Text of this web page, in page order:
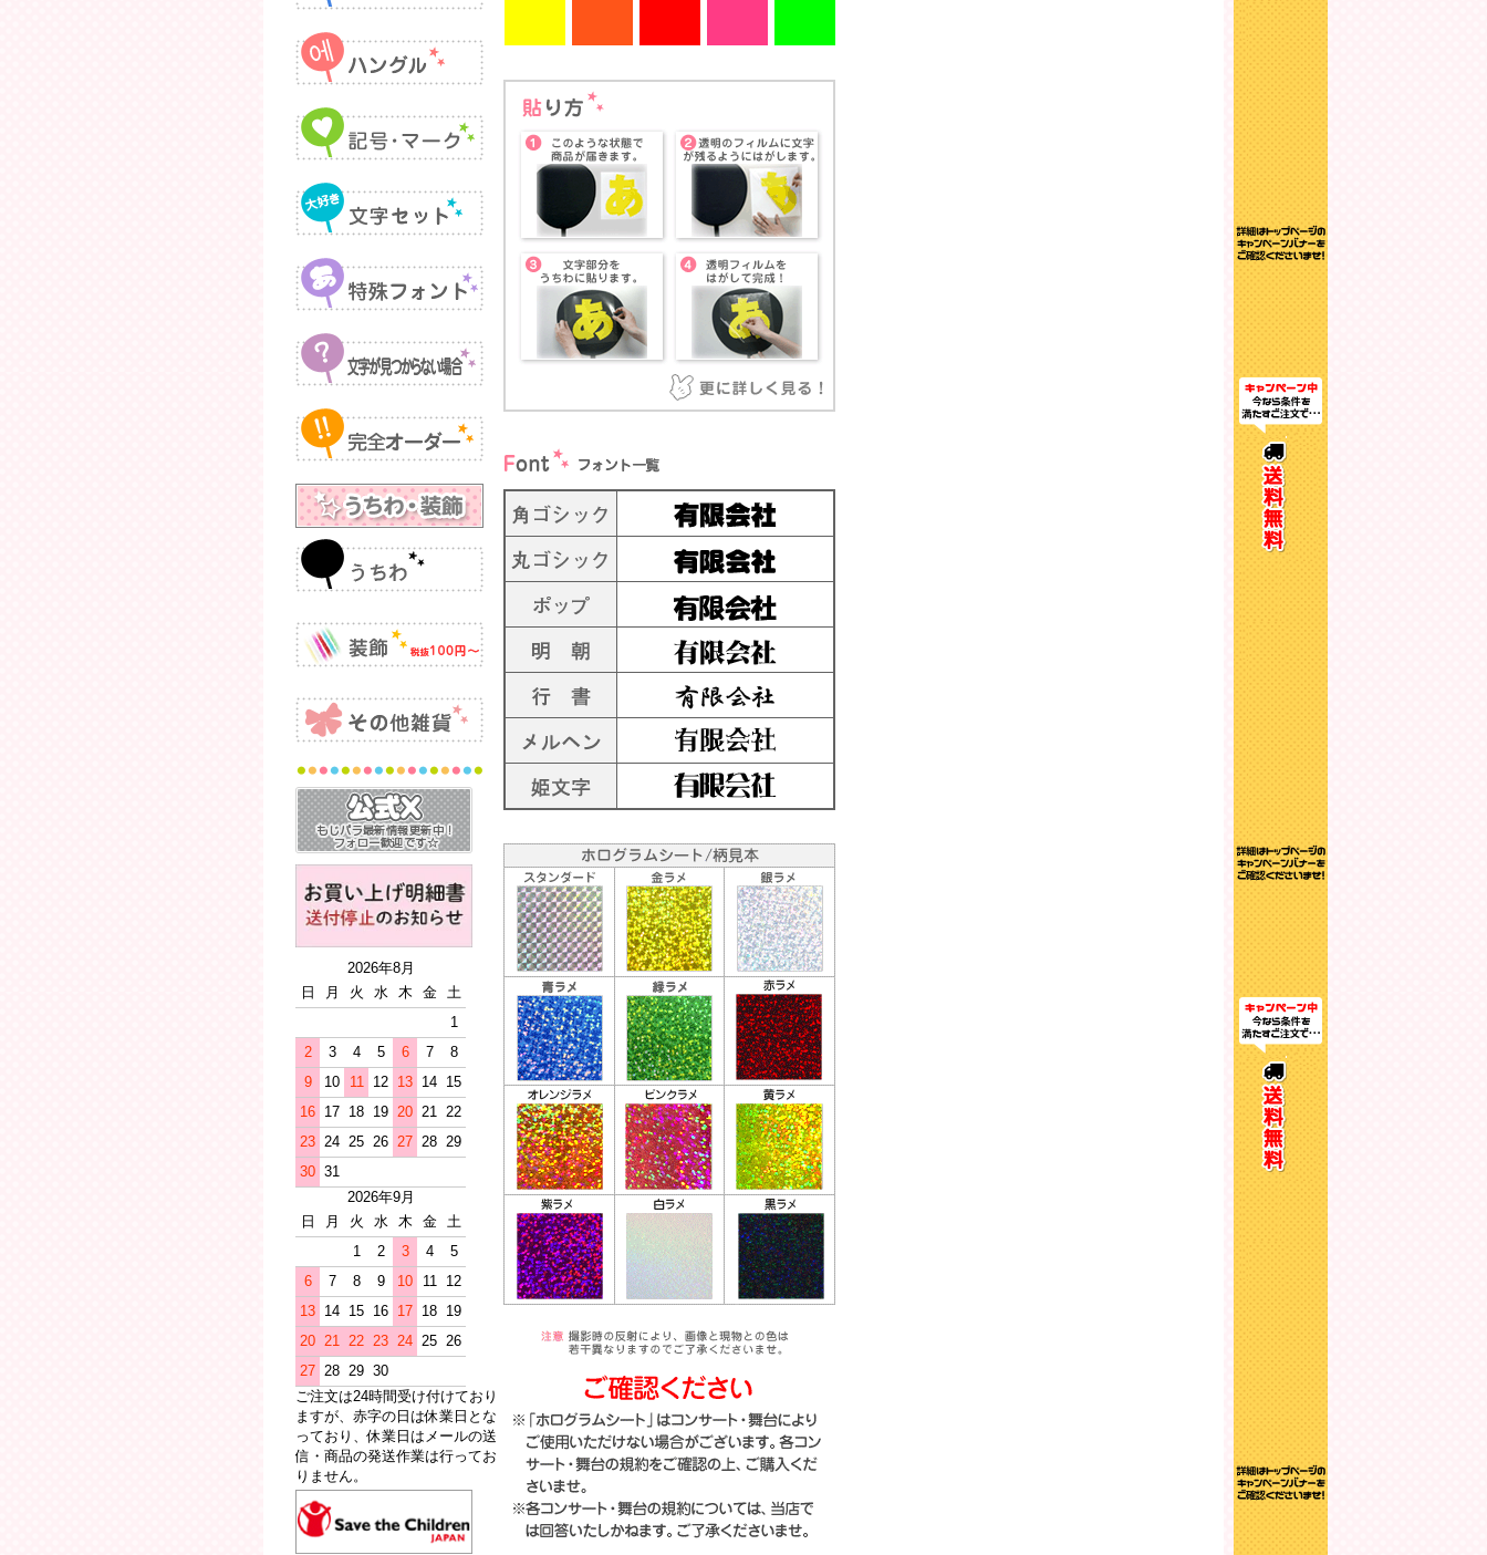
2026年8月
日
月 火 水 木 金
土
1
2
3 4 5 6 7
8
9
10 11 12 13 14 15
16 17 18 19 20 21 22
23 24 25 26 27 28 29
30 31
2026年9月
日
月 火 水 木 金
土
1
2 3 4
5
6
7 8 9 10 11
12
13 14 15 16 17 18 19
20 21 22 23 24 25 26
27 28 29 30
ご注文は24時間受け付けており
ますが、赤字の日は休業日とな
っており、休業日はメールの送
信・商品の発送作業は行ってお
りません。